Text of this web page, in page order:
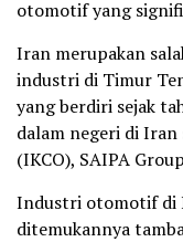
otomotif yang
Iran merupakan
industri di Timur
yang berdiri sejak
dalam negeri di
(IKCO), SAIPA
Industri otomotif di
ditemukannya